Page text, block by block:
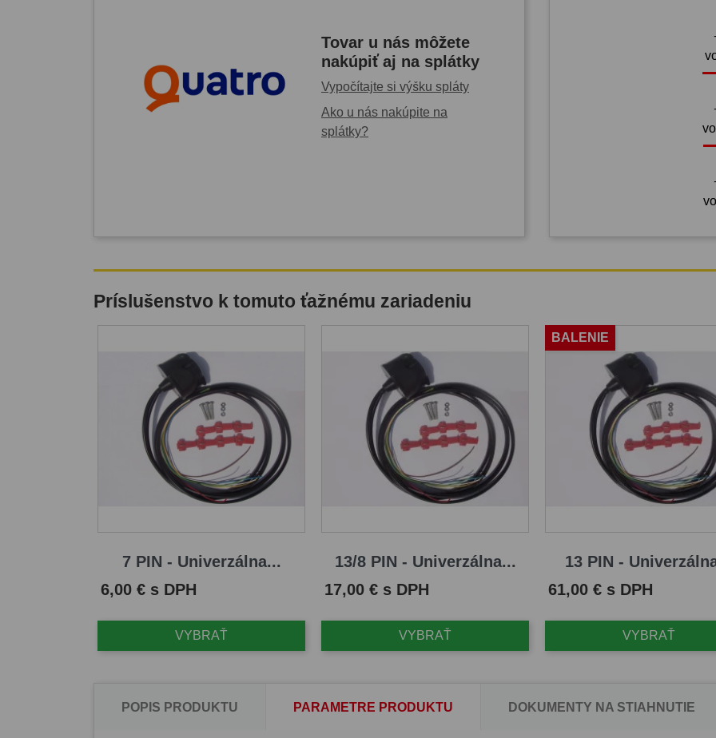
Tovar u nás môžete
nakúpiť aj na splátky
Vypočítajte si výšku spláty
Ako u nás nakúpite na
splátky?
Príslušenstvo k tomuto ťažnému zariadeniu
7 PIN - Univerzálna...
Cena
6,00 € s DPH
VYBRAŤ
13/8 PIN - Univerzálna...
Cena
17,00 € s DPH
VYBRAŤ
13 PIN -
Cena
61,00 € s DPH
VYBRAŤ
BALENIE
POPIS PRODUKTU PARAMETRE PRODUKTU DOKUMENTY NA STIAHNUTIE